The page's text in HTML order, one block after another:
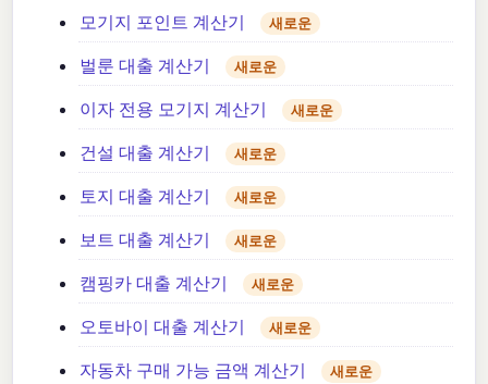
모기지 포인트 계산기 새로운
벌룬 대출 계산기 새로운
이자 전용 모기지 계산기 새로운
건설 대출 계산기 새로운
토지 대출 계산기 새로운
보트 대출 계산기 새로운
캠핑카 대출 계산기 새로운
오토바이 대출 계산기 새로운
자동차 구매 가능 금액 계산기 새로운